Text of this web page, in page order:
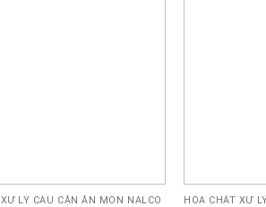
LÝ CÁU CẶN ĂN MÒN NALCO HÓA CHẤT XỬ